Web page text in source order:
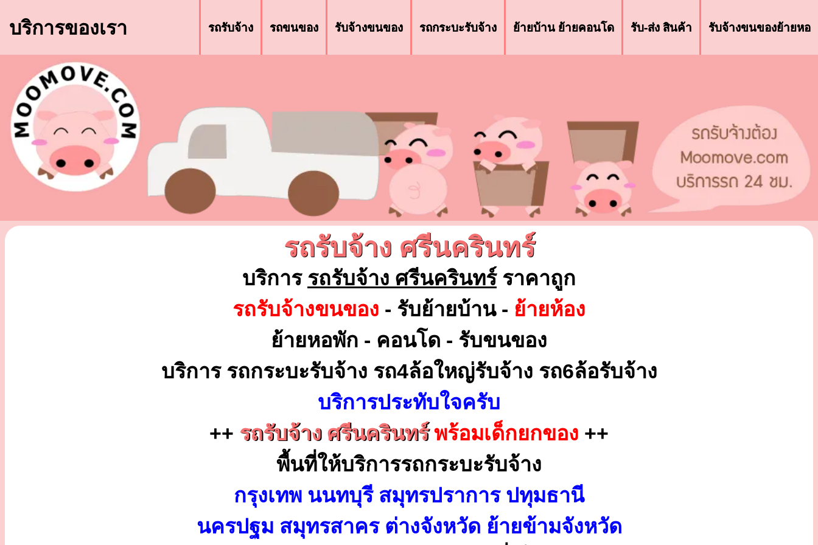
บริการของเรา รถรับจ้าง รถขนของ รับจ้างขนของ รถกระบะรับจ้าง ย้ายบ้าน ย้ายคอนโด รับ-ส่ง สินค้า รับจ้างขนของย้ายหอ
รถรับจ้าง ศรีนครินทร์
บริการ รถรับจ้าง ศรีนครินทร์ราคาถูก
รถรับจ้างขนของ - รับย้ายบ้าน - ย้ายห้อง
ย้ายหอพัก - คอนโด - รับขนของ
บริการ รถกระบะรับจ้าง รถ4ล้อใหญ่รับจ้าง รถ6ล้อรับจ้าง
บริการประทับใจครับ
++ รถรับจ้าง ศรีนครินทร์พร้อมเด็กยกของ ++
พื้นที่ให้บริการรถกระบะรับจ้าง
กรุงเทพ นนทบุรี สมุทรปราการ ปทุมธานี
นครปฐม สมุทรสาคร ต่างจังหวัด ย้ายข้ามจังหวัด